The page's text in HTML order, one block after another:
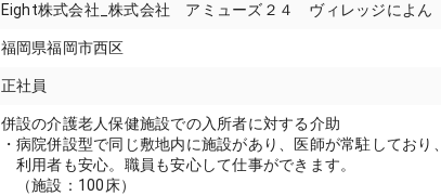
Eight株式会社_株式会社 アミューズ２４ ヴィレッジによん
福岡県福岡市西区
正社員
併設の介護老人保健施設での入所者に対する介助
・病院併設型で同じ敷地内に施設があり、医師が常駐しており、
利用者も安心。職員も安心して仕事ができます。
（施設：100床）